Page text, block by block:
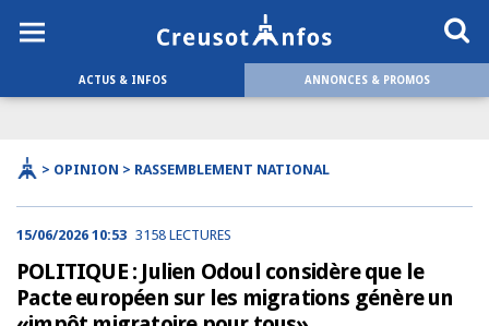
ACTUS & INFOS ANNONCES & PROMOS
> OPINION > RASSEMBLEMENT NATIONAL
15/06/2026 10:53 3158 LECTURES
POLITIQUE : Julien Odoul considère que le
Pacte européen sur les migrations génère un